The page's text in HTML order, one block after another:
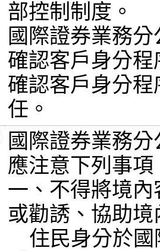
部控制制度。
國際證券業務
確認客戶身分
確認客戶身分
任。
國際證券業務
應注意下列事項
一、不得將境
或勸誘、協助